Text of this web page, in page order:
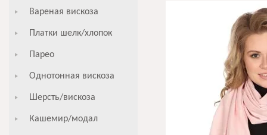
Вареная вискоза
Платки шелк/хлопок
Парео
Однотонная вискоза
Шерсть/вискоза
Кашемир/модал